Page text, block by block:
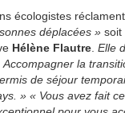
écologistes
déplacées » soit
Hélène Flautre Elle
la
de séjour
» « Vous avez fait